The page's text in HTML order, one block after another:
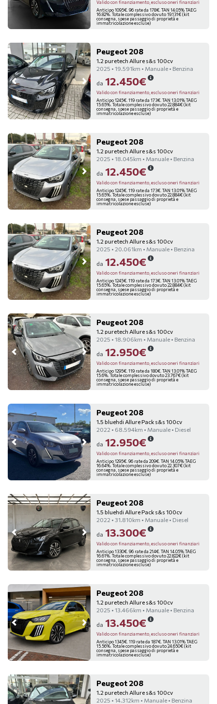
Valido con finanziamento, escluso oneri finanziari
Anticipo 1095€. 96 rate da 178€. TAN 14.05% TAEG
16.82%. Totale complessivo dovuto 19.131€ (kit
consegna, spese passaggio di proprietà e
immatricolazione escluse)
Peugeot 208
1.2 puretech Allure s&s 100cv
2025 • 19.591km • Manuale • Benzina
da 12.450€
Valido con finanziamento, escluso oneri finanziari
Anticipo 1245€. 119 rate da 173€. TAN 13.01% TAEG
15.65%. Totale complessivo dovuto 22.884€ (kit
consegna, spese passaggio di proprietà e
immatricolazione escluse)
Peugeot 208
1.2 puretech Allure s&s 100cv
2025 • 18.045km • Manuale • Benzina
da 12.450€
Valido con finanziamento, escluso oneri finanziari
Anticipo 1245€. 119 rate da 173€. TAN 13.01% TAEG
15.65%. Totale complessivo dovuto 22.884€ (kit
consegna, spese passaggio di proprietà e
immatricolazione escluse)
Peugeot 208
1.2 puretech Allure s&s 100cv
2025 • 20.061km • Manuale • Benzina
da 12.450€
Valido con finanziamento, escluso oneri finanziari
Anticipo 1245€. 119 rate da 173€. TAN 13.01% TAEG
15.65%. Totale complessivo dovuto 22.884€ (kit
consegna, spese passaggio di proprietà e
immatricolazione escluse)
Peugeot 208
1.2 puretech Allure s&s 100cv
2025 • 18.906km • Manuale • Benzina
da 12.950€
Valido con finanziamento, escluso oneri finanziari
Anticipo 1295€. 119 rate da 180€. TAN 13.01% TAEG
15.6%. Totale complessivo dovuto 23.767€ (kit
consegna, spese passaggio di proprietà e
immatricolazione escluse)
Peugeot 208
1.5 bluehdi Allure Pack s&s 100cv
2022 • 68.594km • Manuale • Diesel
da 12.950€
Valido con finanziamento, escluso oneri finanziari
Anticipo 1295€. 96 rate da 209€. TAN 14.05% TAEG
16.64%. Totale complessivo dovuto 22.307€ (kit
consegna, spese passaggio di proprietà e
immatricolazione escluse)
Peugeot 208
1.5 bluehdi Allure Pack s&s 100cv
2022 • 31.810km • Manuale • Diesel
da 13.300€
Valido con finanziamento, escluso oneri finanziari
Anticipo 1330€. 96 rate da 214€. TAN 14.05% TAEG
16.61%. Totale complessivo dovuto 22.822€ (kit
consegna, spese passaggio di proprietà e
immatricolazione escluse)
Peugeot 208
1.2 puretech Allure s&s 100cv
2025 • 13.466km • Manuale • Benzina
da 13.450€
Valido con finanziamento, escluso oneri finanziari
Anticipo 1345€. 119 rate da 187€. TAN 13.01% TAEG
15.56%. Totale complessivo dovuto 24.650€ (kit
consegna, spese passaggio di proprietà e
immatricolazione escluse)
Peugeot 208
1.2 puretech Allure s&s 100cv
2025 • 14.312km • Manuale • Benzina